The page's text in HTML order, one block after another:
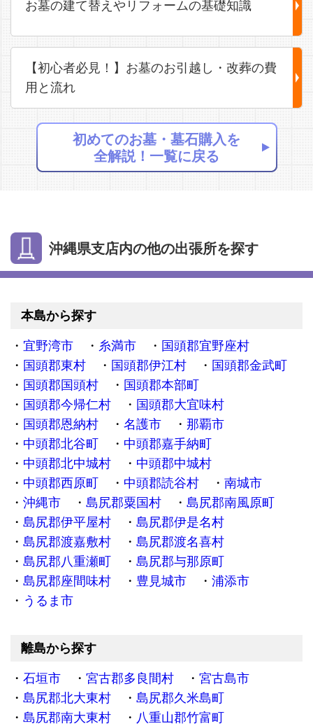
お墓の建て替えやリフォームの基礎知識
【初心者必見！】お墓のお引越し・改葬の費
用と流れ
初めてのお墓・墓石購入を
全解説！一覧に戻る
沖縄県支店内の他の出張所を探す
本島から探す
宜野湾市 糸満市
国頭郡宜野座村
国頭郡東村
国頭郡伊江村
国頭郡金武町
国頭郡国頭村
国頭郡本部町
国頭郡今帰仁村
国頭郡大宜味村
国頭郡恩納村
名護市
那覇市
中頭郡北谷町
中頭郡嘉手納町
中頭郡北中城村
中頭郡中城村
中頭郡西原町
中頭郡読谷村
南城市
沖縄市
島尻郡粟国村
島尻郡南風原町
島尻郡伊平屋村
島尻郡伊是名村
島尻郡渡嘉敷村
島尻郡渡名喜村
島尻郡八重瀬町
島尻郡与那原町
島尻郡座間味村
豊見城市
浦添市
うるま市
離島から探す
石垣市 宮古郡多良間村
宮古島市
島尻郡北大東村
島尻郡久米島町
島尻郡南大東村
八重山郡竹富町